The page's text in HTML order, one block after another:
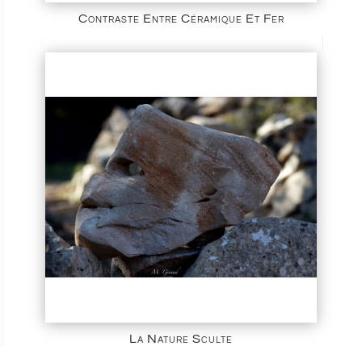
Contraste Entre Céramique Et Fer
La Nature Sculte